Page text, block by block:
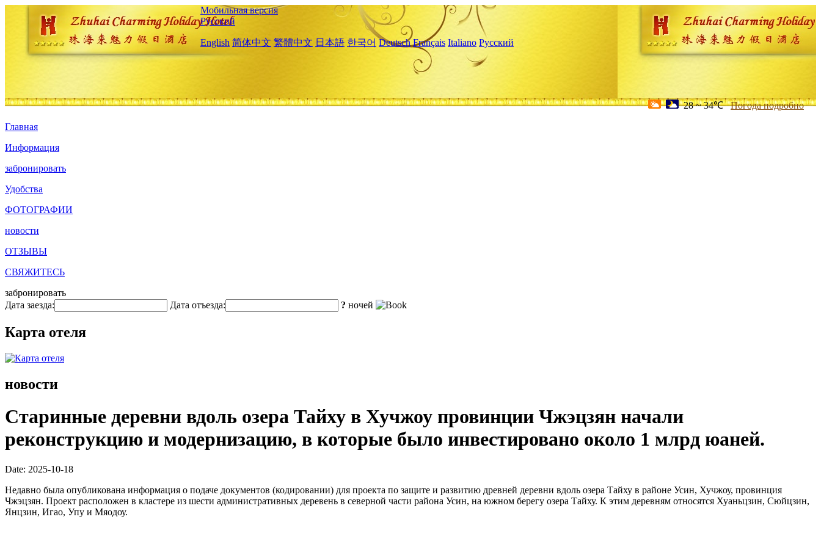
Мобильная версия
Русский
English 简体中文 繁體中文 日本語 한국어 Deutsch Français Italiano Русский
28 ~ 34℃ Погода подробно
Главная
Информация
забронировать
Удобства
ФОТОГРАФИИ
новости
ОТЗЫВЫ
СВЯЖИТЕСЬ
забронировать
Дата заезда:
Дата отъезда: ? ночей
Карта отеля
новости
Старинные деревни вдоль озера Тайху в Хучжоу провинции Чжэцзян начали
реконструкцию и модернизацию, в которые было инвестировано около 1 млрд юаней.
Date: 2025-10-18
Недавно была опубликована информация о подаче документов (кодировании) для проекта по защите и развитию древней деревни вдоль озера Тайху в районе Усин, Хучжоу, провинция
Чжэцзян. Проект расположен в кластере из шести административных деревень в северной части района Усин, на южном берегу озера Тайху. К этим деревням относятся Хуаньцзин, Сюйцзин,
Янцзин, Игао, Упу и Мяодоу.